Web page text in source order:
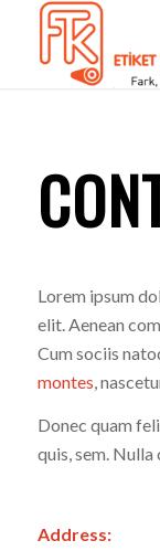
Lorem ipsum
elit. Aenean
Cum sociis
montes ,
Donec quam
quis, sem. Nulla
Address: